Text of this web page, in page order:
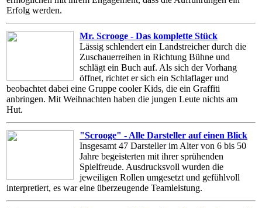
Erfolg werden.
Mr. Scrooge - Das komplette Stück
Lässig schlendert ein Landstreicher durch die
Zuschauerreihen in Richtung Bühne und
schlägt ein Buch auf. Als sich der Vorhang
öffnet, richtet er sich ein Schlaflager und
beobachtet dabei eine Gruppe cooler Kids, die ein Graffiti
anbringen. Mit Weihnachten haben die jungen Leute nichts am
Hut.
"Scrooge" - Alle Darsteller auf einen Blick
Insgesamt 47 Darsteller im Alter von 6 bis 50
Jahre begeisterten mit ihrer sprühenden
Spielfreude. Ausdrucksvoll wurden die
jeweiligen Rollen umgesetzt und gefühlvoll
interpretiert, es war eine überzeugende Teamleistung.